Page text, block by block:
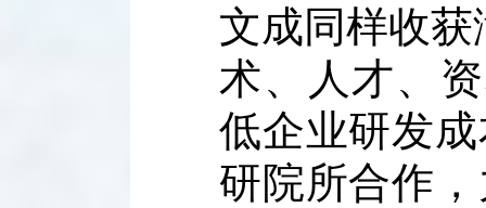
文成同样收
术、人才、
低企业研发
研院所合作